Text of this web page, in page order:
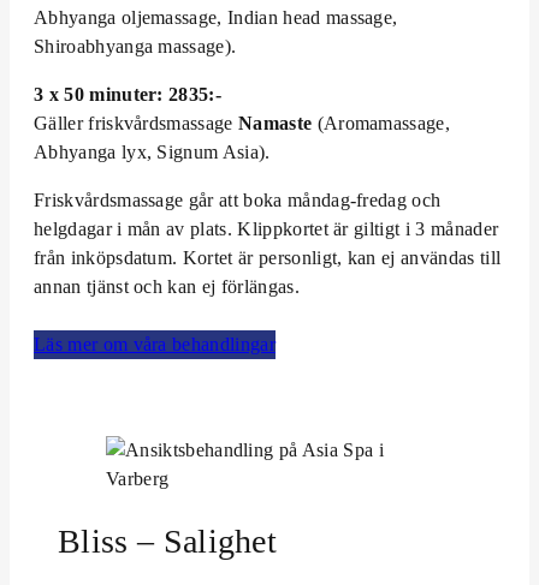
Abhyanga oljemassage, Indian head massage,
Shiroabhyanga massage).
3 x 50 minuter: 2835:-
Gäller friskvårdsmassage Namaste (Aromamassage,
Abhyanga lyx, Signum Asia).
Friskvårdsmassage går att boka måndag-fredag och
helgdagar i mån av plats. Klippkortet är giltigt i 3 månader
från inköpsdatum. Kortet är personligt, kan ej användas till
annan tjänst och kan ej förlängas.
Läs mer om våra behandlingar
Bliss – Salighet